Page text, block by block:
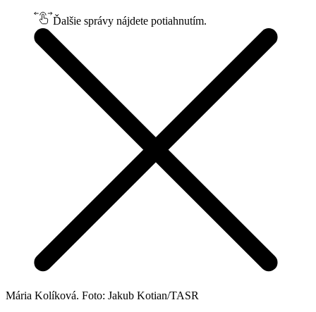
Ďalšie správy nájdete potiahnutím.
Mária Kolíková. Foto: Jakub Kotian/TASR